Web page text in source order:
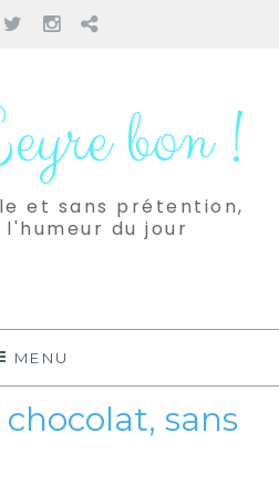
TwitterInstagram
Pinterest
bon !
et sans prétention,
du jour
MENU
sans